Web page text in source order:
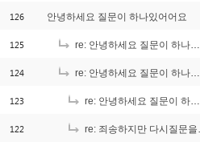
126 안녕하세요 질문이 하나있어어요
125 re: 안녕하세요 질문이 하나있어어요
124 re: 안녕하세요 질문이 하나있어어요
123 re: 안녕하세요 질문이 하나있어어요
122 re: 죄송하지만 다시질문을 ^^